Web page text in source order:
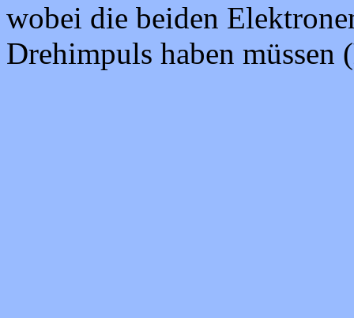
wobei die beiden
Drehimpuls haben müssen (